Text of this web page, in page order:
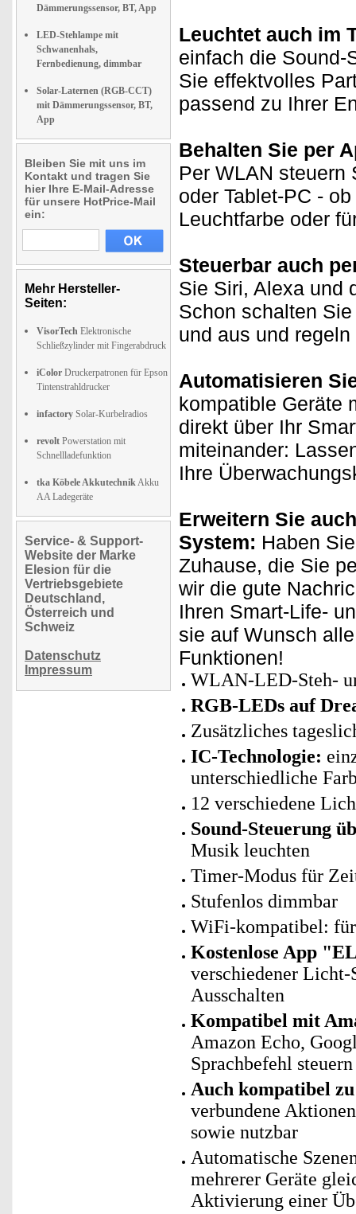
Dämmerungssensor, BT, App
LED-Stehlampe mit
Schwanenhals,
Fernbedienung, dimmbar
Solar-Laternen (RGB-CCT)
mit Dämmerungssensor, BT,
App
Bleiben Sie mit uns im
Kontakt und tragen Sie
hier Ihre E-Mail-Adresse
für unsere HotPrice-Mail
ein:
Mehr Hersteller-
Seiten:
VisorTech Elektronische
Schließzylinder mit Fingerabdruck
iColor Druckerpatronen für Epson
Tintenstrahldrucker
infactory Solar-Kurbelradios
revolt Powerstation mit
Schnellladefunktion
tka Köbele AkkutechnikAkku
AA Ladegeräte
Service- & Support-
Website der Marke
Elesion für die
Vertriebsgebiete
Deutschland,
Österreich und
Schweiz
Datenschutz
Impressum
Leuchtet auch im
einfach die Sound-
Sie effektvolles
passend zu Ihrer
Behalten Sie per
Per WLAN steuern
oder Tablet-PC -
Leuchtfarbe oder
Steuerbar auch
Sie Siri, Alexa und
Schon schalten
und aus und
Automatisieren
kompatible Geräte
direkt über Ihr
miteinander:
Ihre
Erweitern Sie
System: Haben
Zuhause, die Sie
wir die gute
Ihren Smart-Life-
sie auf Wunsch
Funktionen!
WLAN-LED-Steh-
RGB-LEDs auf
Zusätzliches
IC-Technologie:
unterschiedliche
12 verschiedene
Sound-Steuerung
Musik leuchten
Timer-Modus für
Stufenlos dimmbar
WiFi-kompatibel:
Kostenlose App
verschiedener Licht-
Ausschalten
Kompatibel mit
Amazon Echo,
Sprachbefehl steuern
Auch kompatibel
verbundene
sowie nutzbar
Automatische
mehrerer Geräte
Aktivierung einer